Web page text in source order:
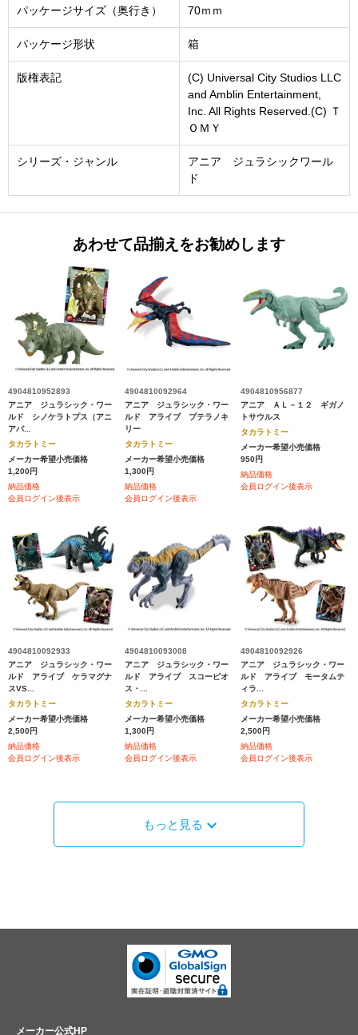
パッケージサイズ（奥行き） 70ｍｍ
パッケージ形状 箱
版権表記
(C) Universal City Studios LLC
and Amblin Entertainment,
Inc. All Rights Reserved.(C) Ｔ
ＯＭＹ
シリーズ・ジャンル
アニア ジュラシックワール
ド
あわせて品揃えをお勧めします
4904810952893
アニア ジュラシック・ワー
ルド シノケラトプス（アニ
アバ...
タカラトミー
メーカー希望小売価格
1,200円
納品価格
会員ログイン後表示
4904810092964
アニア ジュラシック・ワー
ルド アライブ プテラノキ
リー
タカラトミー
メーカー希望小売価格
1,300円
納品価格
会員ログイン後表示
4904810956877
アニア ＡＬ－１２ ギガノ
トサウルス
タカラトミー
メーカー希望小売価格
950円
納品価格
会員ログイン後表示
4904810092933
アニア ジュラシック・ワー
ルド アライブ ケラマグナ
スVS...
タカラトミー
メーカー希望小売価格
2,500円
納品価格
会員ログイン後表示
4904810093008
アニア ジュラシック・ワー
ルド アライブ スコーピオ
ス・...
タカラトミー
メーカー希望小売価格
1,300円
納品価格
会員ログイン後表示
4904810092926
アニア ジュラシック・ワー
ルド アライブ モータムテ
ィラ...
タカラトミー
メーカー希望小売価格
2,500円
納品価格
会員ログイン後表示
もっと見る
メーカー公式HP